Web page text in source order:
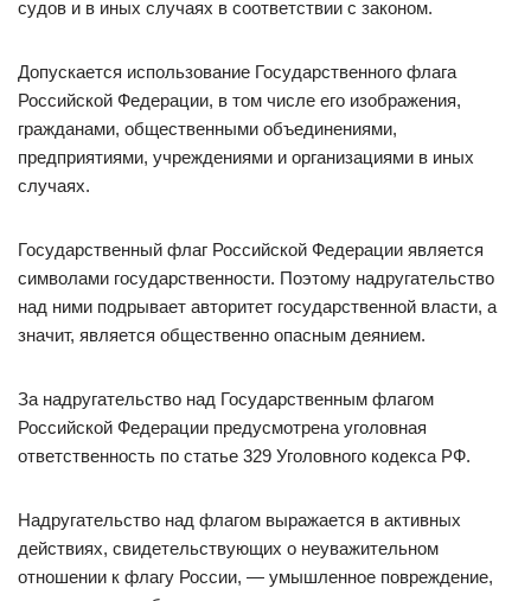
судов и в иных случаях в соответствии с законом.
Допускается использование Государственного флага
Российской Федерации, в том числе его изображения,
гражданами, общественными объединениями,
предприятиями, учреждениями и организациями в иных
случаях.
Государственный флаг Российской Федерации является
символами государственности. Поэтому надругательство
над ними подрывает авторитет государственной власти, а
значит, является общественно опасным деянием.
За надругательство над Государственным флагом
Российской Федерации предусмотрена уголовная
ответственность по статье 329 Уголовного кодекса РФ.
Надругательство над флагом выражается в активных
действиях, свидетельствующих о неуважительном
отношении к флагу России, — умышленное повреждение,